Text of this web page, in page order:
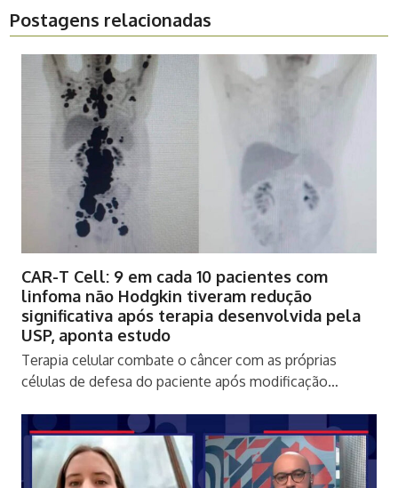
Postagens relacionadas
CAR-T Cell: 9 em cada 10 pacientes com
linfoma não Hodgkin tiveram redução
significativa após terapia desenvolvida pela
USP, aponta estudo
Terapia celular combate o câncer com as próprias
células de defesa do paciente após modificação…